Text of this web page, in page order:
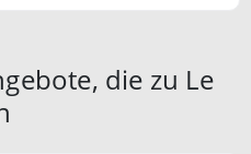
die zu Le